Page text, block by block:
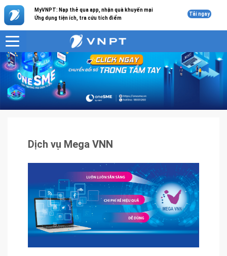
MyVNPT: Nạp thẻ qua app, nhận quà khuyến mại
Ứng dụng tiện ích, tra cứu tích điểm
Tải ngay
VNPT Sản phẩm - Dịch vụ Dịch vụ Mega VNN
Dịch vụ Mega VNN